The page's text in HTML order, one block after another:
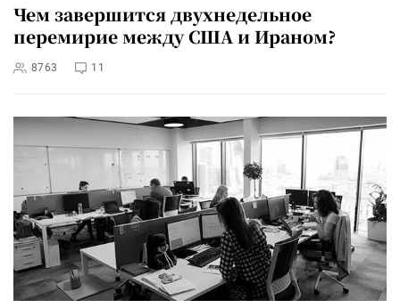
Чем завершится двухнедельное
перемирие между США и Ираном?
8763 11